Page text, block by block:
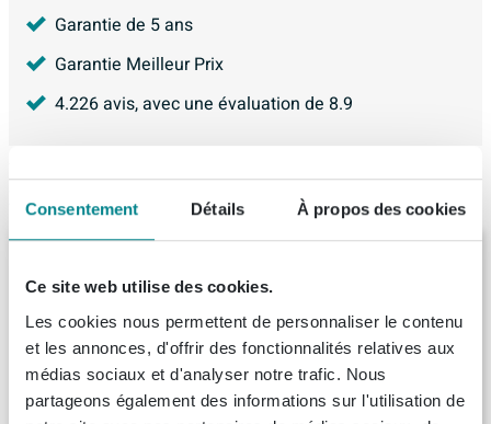
Consentement Détails À propos des cookies
Ce site web utilise des cookies.
Les cookies nous permettent de personnaliser le contenu
et les annonces, d'offrir des fonctionnalités relatives aux
médias sociaux et d'analyser notre trafic. Nous
partageons également des informations sur l'utilisation de
Garantie de 5 ans
Garantie Meilleur Prix
4.226avis, avec une évaluation de 8.9
Produit de remplacement
120x35x35cm - avec 1 porte sans poignée
pivotant à gauche Forest Cacao
Livraison:8 - 9 semaines
434,